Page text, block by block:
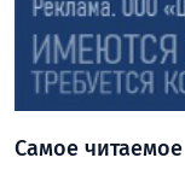
Самое читаемое